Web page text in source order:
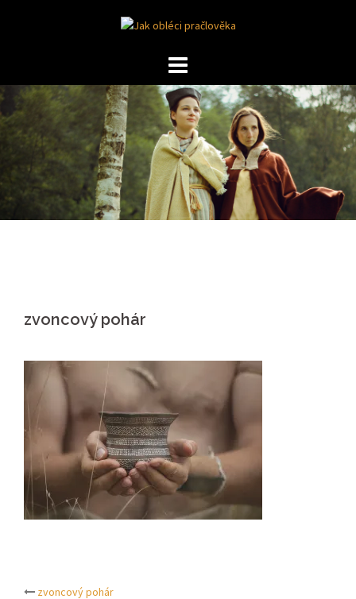
zvoncový pohár
zvoncový pohár